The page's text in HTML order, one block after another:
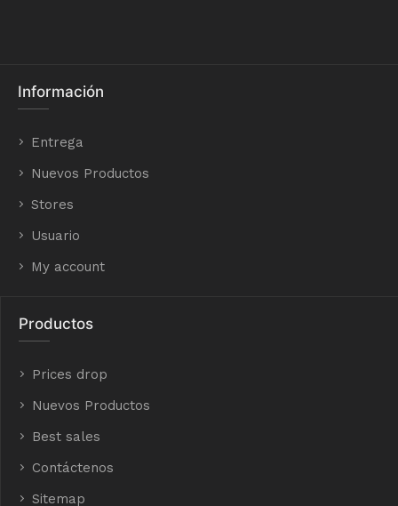
Información
Entrega
Nuevos Productos
Stores
Usuario
My account
Productos
Prices drop
Nuevos Productos
Best sales
Contáctenos
Sitemap